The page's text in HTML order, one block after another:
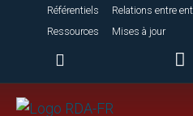
Référentiels Relations entre
Ressources
Mises à jour